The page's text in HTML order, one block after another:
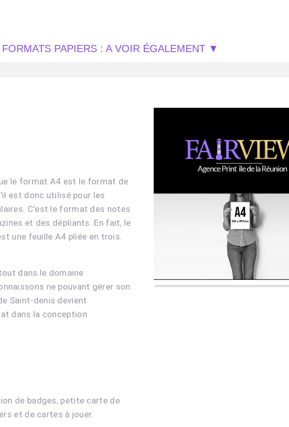
FORMATS PAPIERS : A VOIR ÉGALEMENT
le format A4 est le format de
est donc utilisé pour les
C'est le format des notes
et des dépliants. En fait, le
une feuille A4 pliée en trois.
dans le domaine
ne pouvant gérer son
Saint-denis devient
dans la conception
de badges, petite carte de
et de cartes à jouer.